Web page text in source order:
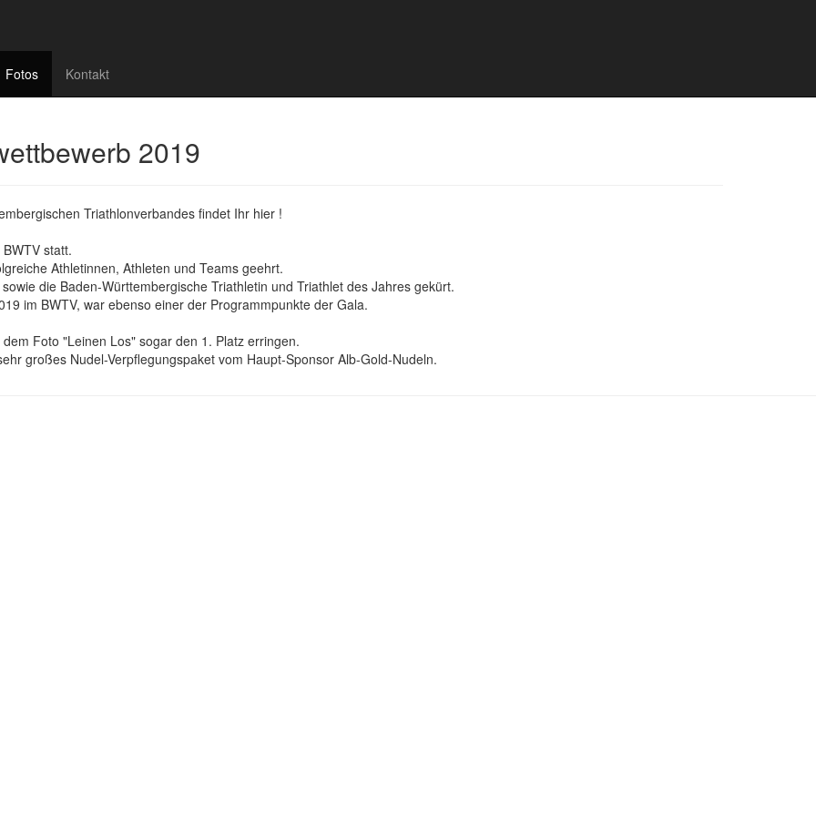
Fotos Kontakt
2019
Triathlonverbandes findet Ihr hier !
statt.
Athletinnen, Athleten und Teams geehrt.
die Baden-Württembergische Triathletin und Triathlet des Jahres gekürt.
im BWTV, war ebenso einer der Programmpunkte der Gala.
Foto "Leinen Los" sogar den 1. Platz erringen.
großes Nudel-Verpflegungspaket vom Haupt-Sponsor Alb-Gold-Nudeln.